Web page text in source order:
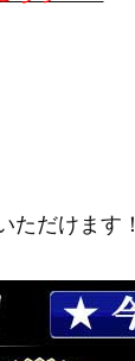
ただけます！